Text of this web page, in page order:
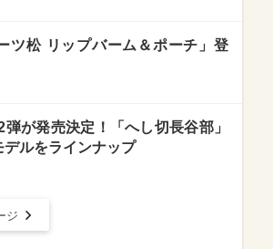
ツ松 リップバーム＆ポーチ」登
が発売決定！「へし切長谷部」
デルをラインナップ
ジ